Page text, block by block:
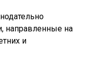
направленные на
и